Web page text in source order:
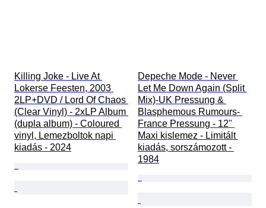
Killing Joke - Live At
Lokerse Feesten, 2003
2LP+DVD / Lord Of Chaos
(Clear Vinyl) - 2xLP Album
(dupla album) - Coloured
vinyl, Lemezboltok napi
kiadás - 2024
Depeche Mode - Never
Let Me Down Again (Split
Mix)-UK Pressung &
Blasphemous Rumours-
France Pressung - 12"
Maxi kislemez - Limitált
kiadás, sorszámozott -
1984